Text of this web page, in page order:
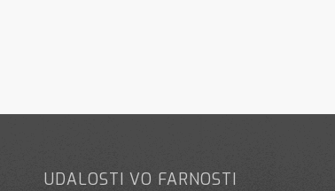
UDALOSTI VO FARNOSTI